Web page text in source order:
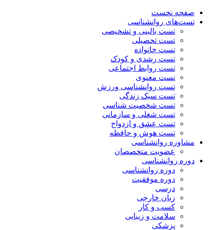
صفحه نخست
تست‌های روانشناسی
تست بالینی و تشخیصی
تست تحصیلی
تست خانواده
تست رشدی و کودک
تست روابط اجتماعی
تست معنوی
تست روانشناسی ورزش
تست سبک زندگی
تست شخصیت شناسی
تست شغلی و سازمانی
تست عشق و ازدواج
تست هوش و حافظه
مشاوره روانشناسی
عضویت متخصصان
دوره روانشناسی
دوره روانشناسی
دوره موفقیت
درسی
زبان خارجی
کسب و کار
سلامت و زیبایی
پزشکی